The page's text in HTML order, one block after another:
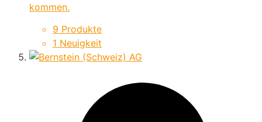
kommen.
9 Produkte
1 Neuigkeit